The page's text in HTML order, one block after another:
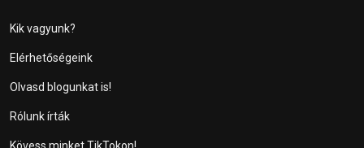
Kik vagyunk?
Elérhetőségeink
Olvasd blogunkat is!
Rólunk írták